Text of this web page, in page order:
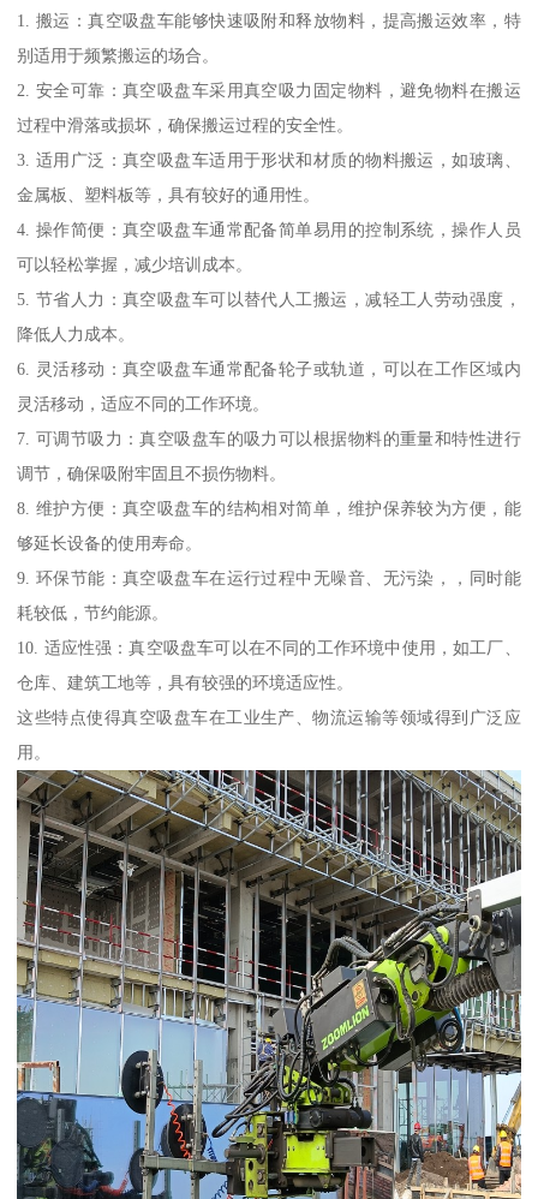
1. 搬运：真空吸盘车能够快速吸附和释放物料，提高搬运效率，特
别适用于频繁搬运的场合。
2. 安全可靠：真空吸盘车采用真空吸力固定物料，避免物料在搬运
过程中滑落或损坏，确保搬运过程的安全性。
3. 适用广泛：真空吸盘车适用于形状和材质的物料搬运，如玻璃、
金属板、塑料板等，具有较好的通用性。
4. 操作简便：真空吸盘车通常配备简单易用的控制系统，操作人员
可以轻松掌握，减少培训成本。
5. 节省人力：真空吸盘车可以替代人工搬运，减轻工人劳动强度，
降低人力成本。
6. 灵活移动：真空吸盘车通常配备轮子或轨道，可以在工作区域内
灵活移动，适应不同的工作环境。
7. 可调节吸力：真空吸盘车的吸力可以根据物料的重量和特性进行
调节，确保吸附牢固且不损伤物料。
8. 维护方便：真空吸盘车的结构相对简单，维护保养较为方便，能
够延长设备的使用寿命。
9. 环保节能：真空吸盘车在运行过程中无噪音、无污染，，同时能
耗较低，节约能源。
10. 适应性强：真空吸盘车可以在不同的工作环境中使用，如工厂、
仓库、建筑工地等，具有较强的环境适应性。
这些特点使得真空吸盘车在工业生产、物流运输等领域得到广泛应
用。